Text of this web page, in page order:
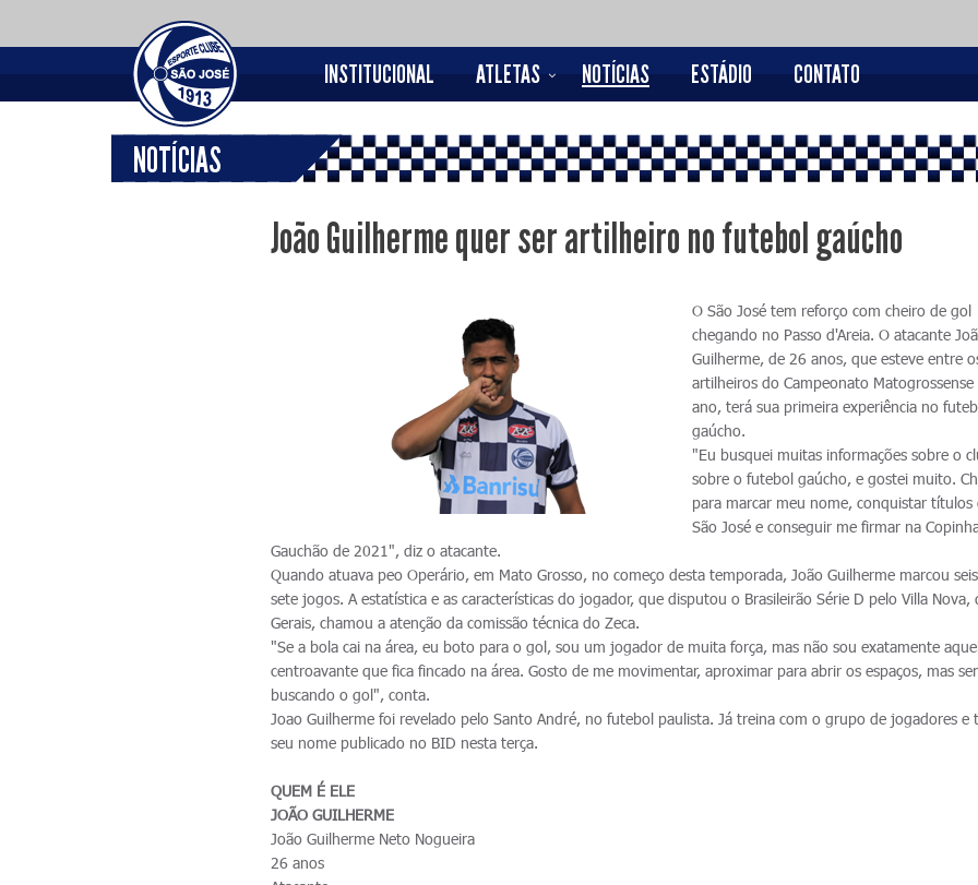
INSTITUCIONAL ATLETAS NOTÍCIAS ESTÁDIO CONTATO
NOTÍCIAS
João Guilherme quer ser artilheiro no futebol gaúcho
O São José tem reforço com cheiro de gol
chegando no Passo d'Areia. O atacante
Guilherme, de 26 anos, que esteve entre
artilheiros do Campeonato Matogrossense
ano, terá sua primeira experiência no
gaúcho.
"Eu busquei muitas informações sobre o
sobre o futebol gaúcho, e gostei muito.
para marcar meu nome, conquistar títulos
São José e conseguir me firmar na
Gauchão de 2021", diz o atacante.
Quando atuava peo Operário, em Mato Grosso, no começo desta temporada, João Guilherme marcou
sete jogos. A estatística e as características do jogador, que disputou o Brasileirão Série D pelo Villa Nova,
Gerais, chamou a atenção da comissão técnica do Zeca.
"Se a bola cai na área, eu boto para o gol, sou um jogador de muita força, mas não sou exatamente
centroavante que fica fincado na área. Gosto de me movimentar, aproximar para abrir os espaços, mas
buscando o gol", conta.
Joao Guilherme foi revelado pelo Santo André, no futebol paulista. Já treina com o grupo de jogadores e
seu nome publicado no BID nesta terça.
QUEM É ELE
JOÃO GUILHERME
João Guilherme Neto Nogueira
26 anos